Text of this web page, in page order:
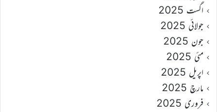
اگست 2025
جولائی 2025
جون 2025
مئی 2025
اپریل 2025
مارچ 2025
فروری 2025